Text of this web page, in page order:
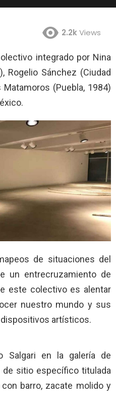
2.2kViews
integrado por Nina
Rogelio Sánchez (Ciudad
(Puebla, 1984)
de situaciones del
un entrecruzamiento de
este colectivo es alentar
nuestro mundo y sus
artísticos.
Salgari en la galería de
de sitio específico titulada
con barro, zacate molido y